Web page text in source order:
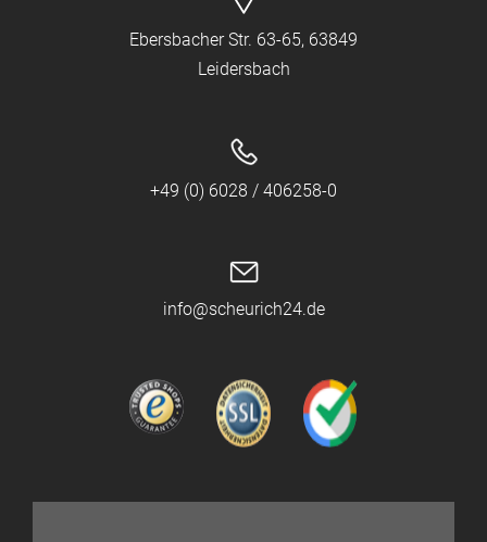
Ebersbacher Str. 63-65, 63849
Leidersbach
+49 (0) 6028 / 406258-0
info@scheurich24.de